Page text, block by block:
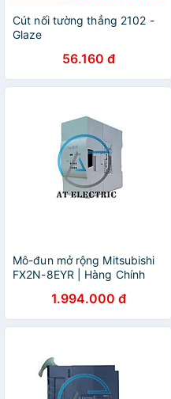
Cút nối tường thẳng 2102 -
Glaze
56.160 đ
Mô-đun mở rộng Mitsubishi
FX2N-8EYR | Hàng Chính
1.994.000 đ